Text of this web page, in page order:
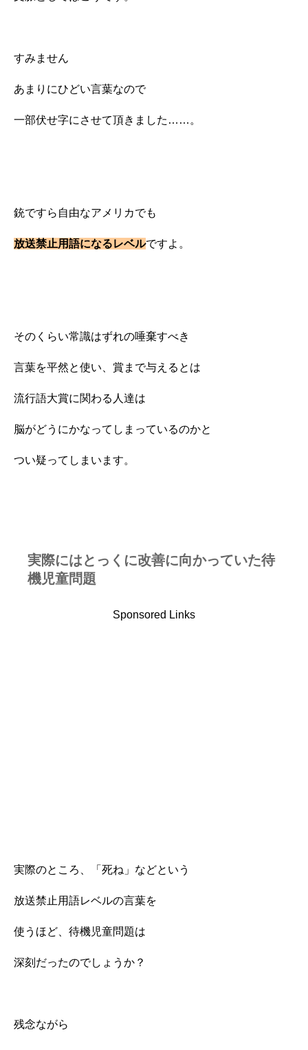
すみません
あまりにひどい言葉なので
一部伏せ字にさせて頂きました……。
銃ですら自由なアメリカでも
放送禁止用語になるレベルですよ。
そのくらい常識はずれの唾棄すべき
言葉を平然と使い、賞まで与えるとは
流行語大賞に関わる人達は
脳がどうにかなってしまっているのかと
つい疑ってしまいます。
実際にはとっくに改善に向かっていた待
機児童問題
Sponsored Links
実際のところ、「死ね」などという
放送禁止用語レベルの言葉を
使うほど、待機児童問題は
深刻だったのでしょうか？
残念ながら